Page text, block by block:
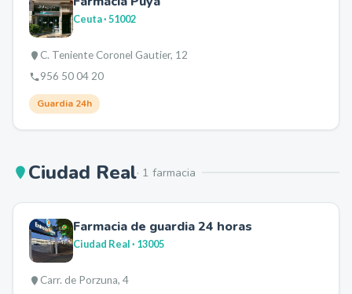
Ceuta· 51002
C. Teniente Coronel Gautier, 12
956 50 04 20
Guardia 24h
Ciudad Real· 1 farmacia
Farmacia de guardia 24 horas
Ciudad Real· 13005
Carr. de Porzuna, 4